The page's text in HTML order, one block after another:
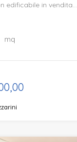
edificabile in vendita…
mq